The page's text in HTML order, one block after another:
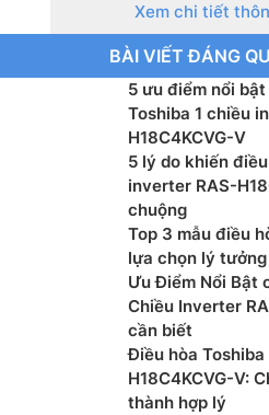
Công nghệ inverter: Có
Môi chất lạnh: R32
Kích thước dàn lạnh: 293x798x230
Trọng lượng dàn lạnh: 9 kg
Kích thước dàn nóng: 550x780x290
Trọng lượng dàn nóng: 33 kg
Đường kính ống(lỏng/hơi): 6.35/12.7
Hãng sản xuất: Toshiba
Xem chi tiết
BÀI VIẾT ĐÁNG
5 ưu điểm nổi
Toshiba 1 chiều
H18C4KCVG-V
5 lý do khiến
inverter RAS-
chuộng
Top 3 mẫu điều
lựa chọn lý
Ưu Điểm Nổi Bật
Chiều Inverter
cần biết
Điều hòa
H18C4KCVG-V:
thành hợp lý